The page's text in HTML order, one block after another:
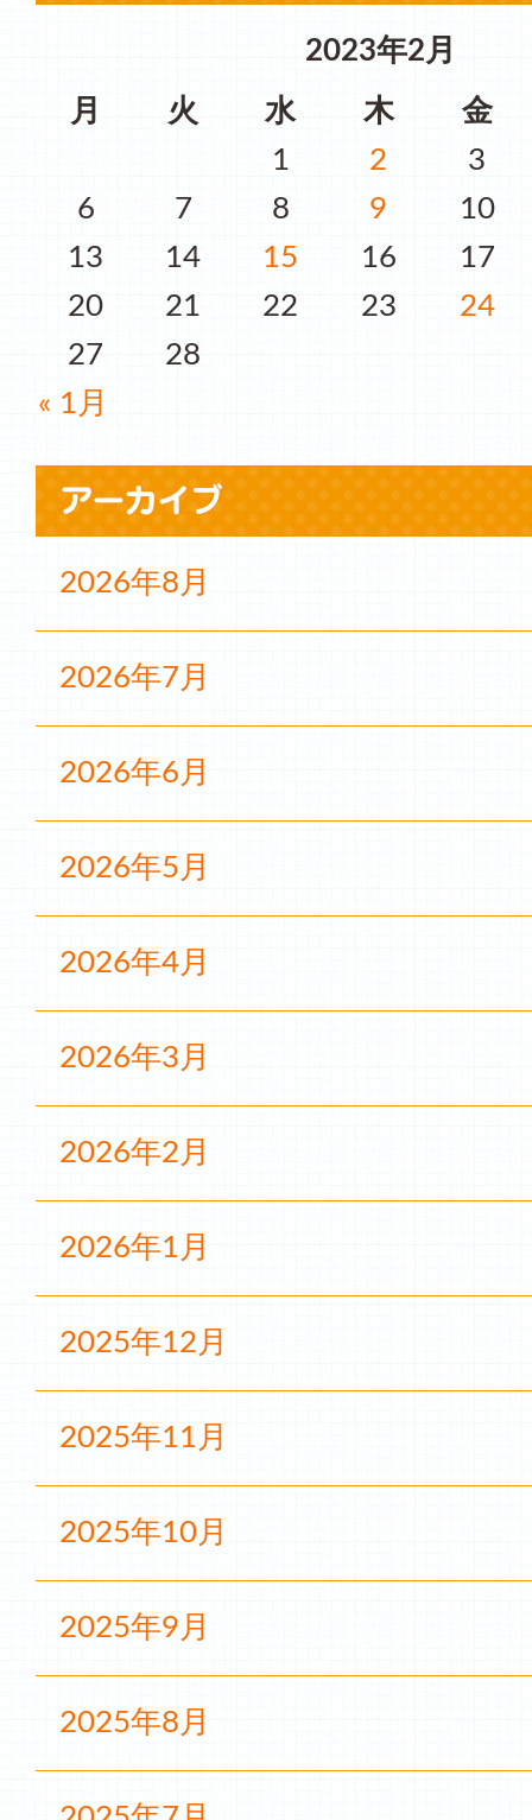
2023年2月
月
火 水 木 金
« 1月
1 2
3
6
7 8 9
10
13
14 15 16
17
20
21 22 23
24
27
28
2026年8月
2026年7月
2026年6月
2026年5月
2026年4月
2026年3月
2026年2月
2026年1月
2025年12月
2025年11月
2025年10月
2025年9月
2025年8月